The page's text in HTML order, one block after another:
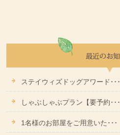
ステイウィズドッグアワード･･･
しゃぶしゃぶプラン【要予約･･･
1名様のお部屋をご用意いた･･･